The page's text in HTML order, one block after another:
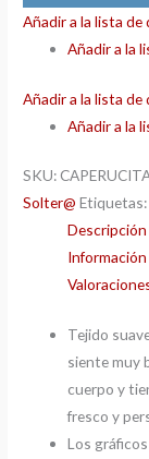
Añadir a la lista de
Añadir a la
Añadir a la lista de
Añadir a la
SKU:
Solter@
Descripción
Tejido
siente muy
cuerpo y
fresco y
Los